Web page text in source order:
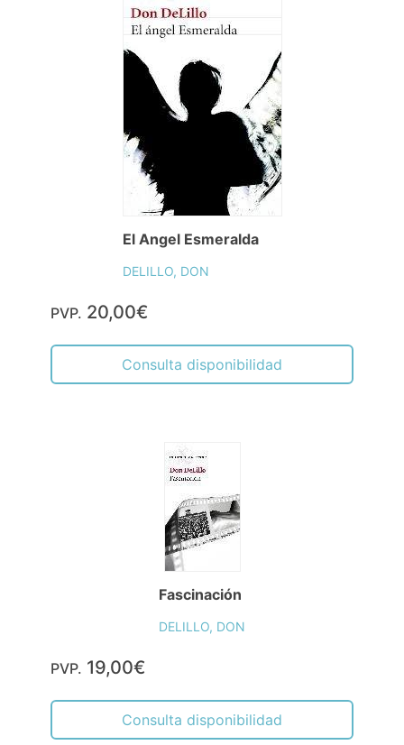
El Angel Esmeralda
DELILLO, DON
PVP. 20,00€
Consulta disponibilidad
Fascinación
DELILLO, DON
PVP. 19,00€
Consulta disponibilidad